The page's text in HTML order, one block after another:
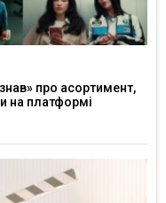
про асортимент,
на платформі